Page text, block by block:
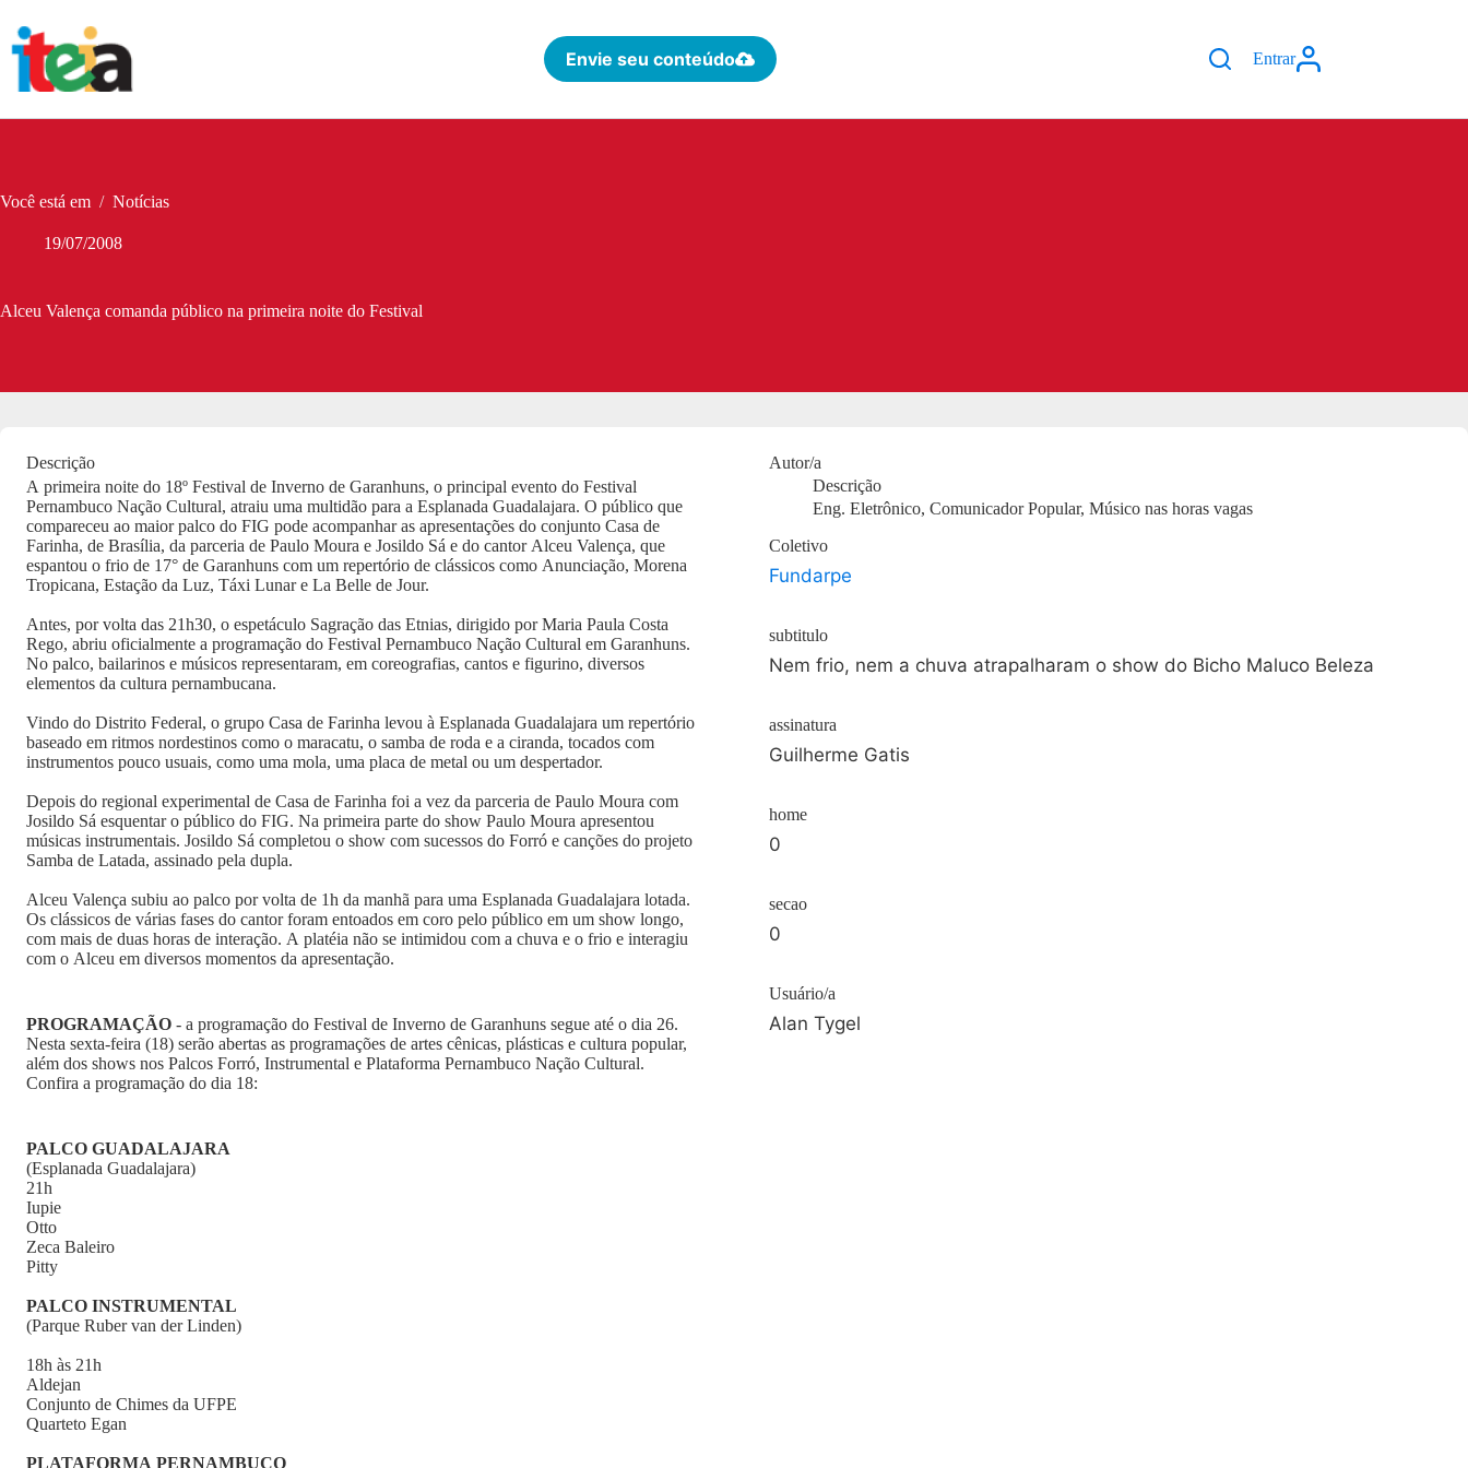
para
conteúdo
Envie seu conteúdo Entrar
Você está em / Notícias
19/07/2008
Alceu Valença comanda público na primeira noite do Festival
Descrição
A primeira noite do 18º Festival de Inverno de Garanhuns, o principal evento do Festival
Pernambuco Nação Cultural, atraiu uma multidão para a Esplanada Guadalajara. O público que
compareceu ao maior palco do FIG pode acompanhar as apresentações do conjunto Casa de
Farinha, de Brasília, da parceria de Paulo Moura e Josildo Sá e do cantor Alceu Valença, que
espantou o frio de 17° de Garanhuns com um repertório de clássicos como Anunciação, Morena
Tropicana, Estação da Luz, Táxi Lunar e La Belle de Jour.
Antes, por volta das 21h30, o espetáculo Sagração das Etnias, dirigido por Maria Paula Costa
Rego, abriu oficialmente a programação do Festival Pernambuco Nação Cultural em Garanhuns.
No palco, bailarinos e músicos representaram, em coreografias, cantos e figurino, diversos
elementos da cultura pernambucana.
Vindo do Distrito Federal, o grupo Casa de Farinha levou à Esplanada Guadalajara um repertório
baseado em ritmos nordestinos como o maracatu, o samba de roda e a ciranda, tocados com
instrumentos pouco usuais, como uma mola, uma placa de metal ou um despertador.
Depois do regional experimental de Casa de Farinha foi a vez da parceria de Paulo Moura com
Josildo Sá esquentar o público do FIG. Na primeira parte do show Paulo Moura apresentou
músicas instrumentais. Josildo Sá completou o show com sucessos do Forró e canções do projeto
Samba de Latada, assinado pela dupla.
Alceu Valença subiu ao palco por volta de 1h da manhã para uma Esplanada Guadalajara lotada.
Os clássicos de várias fases do cantor foram entoados em coro pelo público em um show longo,
com mais de duas horas de interação. A platéia não se intimidou com a chuva e o frio e interagiu
com o Alceu em diversos momentos da apresentação.
PROGRAMAÇÃO - a programação do Festival de Inverno de Garanhuns segue até o dia 26.
Nesta sexta-feira (18) serão abertas as programações de artes cênicas, plásticas e cultura popular,
além dos shows nos Palcos Forró, Instrumental e Plataforma Pernambuco Nação Cultural.
Confira a programação do dia 18:
PALCO GUADALAJARA
(Esplanada Guadalajara)
21h
Iupie
Otto
Zeca Baleiro
Pitty
PALCO INSTRUMENTAL
(Parque Ruber van der Linden)
18h às 21h
Aldejan
Conjunto de Chimes da UFPE
Quarteto Egan
PLATAFORMA PERNAMBUCO
Autor/a
Descrição
Eng. Eletrônico, Comunicador Popular, Músico nas horas vagas
Coletivo
Fundarpe
subtitulo
Nem frio, nem a chuva atrapalharam o show do Bicho Maluco Beleza
assinatura
Guilherme Gatis
home
0
secao
0
Usuário/a
Alan Tygel